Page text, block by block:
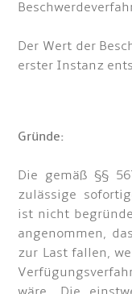
Der Wert der
erster Instanz
Gründe:
Die gemäß §§
zulässige
ist nicht
angenommen,
zur Last fallen,